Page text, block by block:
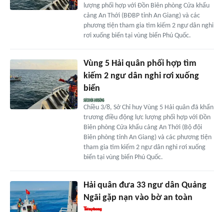
lượng phối hợp với Đồn Biên phòng Cửa khẩu
cảng An Thới (BĐBP tỉnh An Giang) và các
phương tiện tham gia tìm kiếm 2 ngư dân nghi
rơi xuống biển tại vùng biển Phú Quốc.
Vùng 5 Hải quân phối hợp tìm
kiếm 2 ngư dân nghi rơi xuống
biển
Chiều 3/8, Sở Chỉ huy Vùng 5 Hải quân đã khẩn
trương điều động lực lượng phối hợp với Đồn
Biên phòng Cửa khẩu cảng An Thới (Bộ đội
Biên phòng tỉnh An Giang) và các phương tiện
tham gia tìm kiếm 2 ngư dân nghi rơi xuống
biển tại vùng biển Phú Quốc.
Hải quân đưa 33 ngư dân Quảng
Ngãi gặp nạn vào bờ an toàn